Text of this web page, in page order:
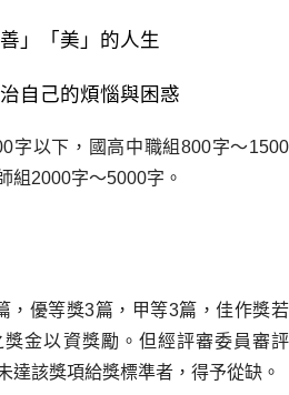
」「美」的人生
自己的煩惱與困惑
字以下，國高中職組800字～1500
組2000字～5000字。
，優等獎3篇，甲等3篇，佳作獎若
金以資獎勵。但經評審委員審評
達該獎項給獎標準者，得予從缺。